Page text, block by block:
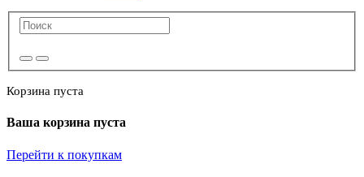
Корзина пуста
Ваша корзина пуста
Перейти к покупкам